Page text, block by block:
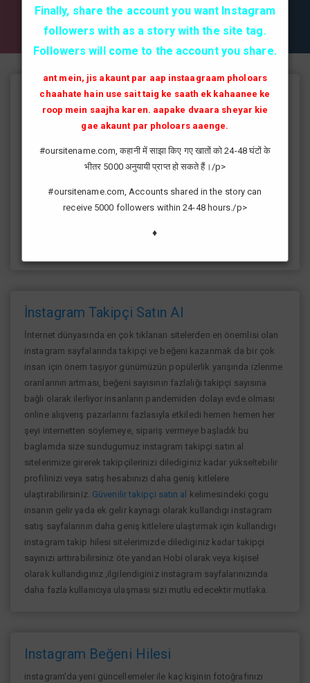
✔✔✔ AKTİF TAKİPCİ SATIN AL ✔✔✔
Instagram Takipçi Hilesi
instagram'da artık yüksek takipçi kasmak eskisi kadar zor değil
fenomen yolunda ilerlemesi daha da kolaylaşmıştır.instagram
fenomeni ne gibi fayda sağlar?öncelikle bir çok kişi meslek
kredilerden her gün yararlanıp sayfanızı yüksek seviyelere
İnstagram Takipçi Satın Al
İnternet dünyasında en çok tıklanan sitelerden en önemlisi olan
instagram sayfalarında takipçi ve beğeni kazanmak da bir çok
insan için önem taşıyor günümüzün popülerlik yarışında izlenme
oranlarının artması, beğeni sayısının fazlalığı takipçi sayısına
bağlı olarak ilerliyor insanların pandemiden dolayı evde olması
online alışverış pazarlarını fazlasıyla etkiledi hemen hemen her
şeyi internetten söylemeye, sipariş vermeye başladık bu
baglamda size sundugumuz instagram takipçi satın al
sitelerimize girerek takipçilerinizi dilediginiz kadar yükseltebilir
profilinizi veya satış hesabınızı daha geniş kitlelere
ulaştırabilirsiniz. Güvenilir takipçi satın al
kelimesindeki çogu
insanın gelir yada ek gelir kaynagı olarak kullandıgı instagram
satış sayfalarının daha geniş kitlelere ulaştırmak için kullandıgı
instagram takip hilesi sitelerimizde dilediginiz kadar takipçi
sayınızı arttırabilirsiniz öte yandan Hobi olarak veya kişisel
olarak kullandıgınız ,ilgilendiginiz instagram sayfalarınızında
daha fazla kullanıcıya ulaşması sizi mutlu edecektir mutlaka.
Instagram Beğeni Hilesi
instagram'da yeni güncellemeler ile kaç kişinin fotoğrafınızı
Finally, share the account you want Instagram
followers with as a story with the site tag.
Followers will come to the account you share.
ant mein, jis akaunt par aap instaagraam pholoars
chaahate hain use sait taig ke saath ek kahaanee ke
roop mein saajha karen. aapake dvaara sheyar kie
gae akaunt par pholoars aaenge.
#oursitename.com, कहानी में साझा किए गए खातों को 24-48 घंटों के
भीतर 5000 अनुयायी प्राप्त हो सकते हैं।/p>
#oursitename.com, Accounts shared in the story can
receive 5000 followers within 24-48 hours./p>
♦